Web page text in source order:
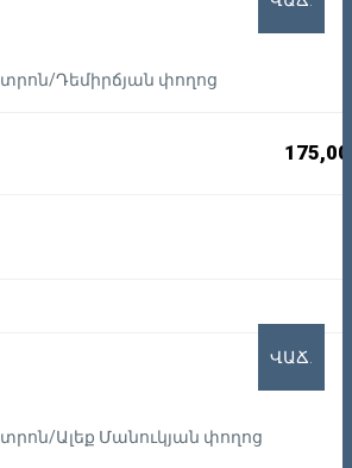
Դեմիրճյան փողոց
Ալեք Մանուկյան փողոց
ՎԱՃ.